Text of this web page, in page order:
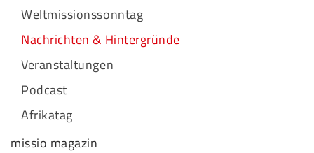
Weltmissionssonntag
Nachrichten & Hintergründe
Veranstaltungen
Podcast
Afrikatag
missio magazin